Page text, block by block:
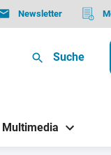
Newsletter
Suche
Multimedia